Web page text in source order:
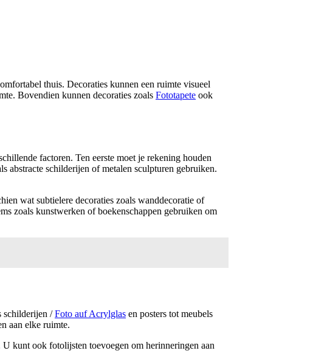
thuis. Decoraties kunnen een ruimte visueel
Bovendien kunnen decoraties zoals Fototapete ook
factoren. Ten eerste moet je rekening houden
abstracte schilderijen of metalen sculpturen gebruiken.
wat subtielere decoraties zoals wanddecoratie of
zoals kunstwerken of boekenschappen gebruiken om
schilderijen /Foto auf Acrylglas en posters tot meubels
aan elke ruimte.
kunt ook fotolijsten toevoegen om herinneringen aan